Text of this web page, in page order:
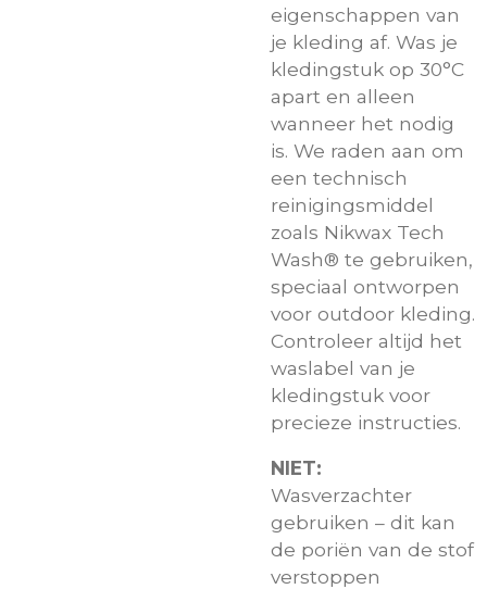
eigenschappen van
je kleding af. Was je
kledingstuk op 30°C
apart en alleen
wanneer het nodig
is. We raden aan om
een technisch
reinigingsmiddel
zoals Nikwax Tech
Wash® te gebruiken,
speciaal ontworpen
voor outdoor kleding.
Controleer altijd het
waslabel van je
kledingstuk voor
precieze instructies.
NIET:
Wasverzachter
gebruiken – dit kan
de poriën van de stof
verstoppen